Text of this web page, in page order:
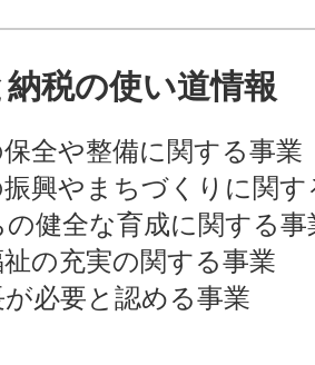
税の使い道情報
全や整備に関する事業
興やまちづくりに関す
健全な育成に関する事
の充実の関する事業
必要と認める事業